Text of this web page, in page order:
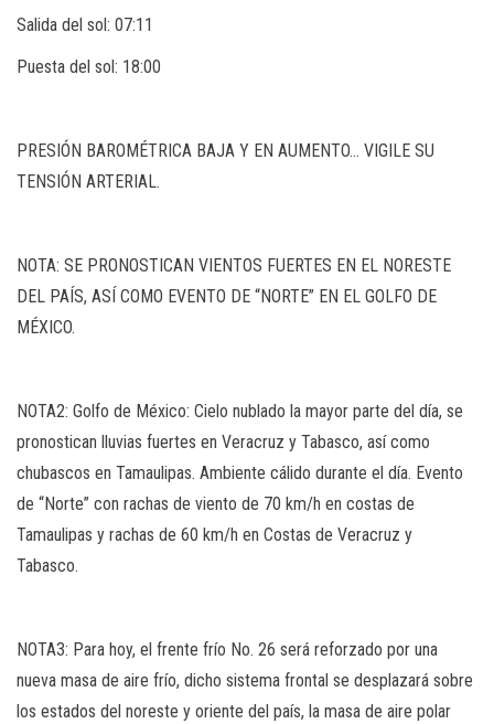
Salida del sol: 07:11
Puesta del sol: 18:00
PRESIÓN BAROMÉTRICA BAJA Y EN AUMENTO… VIGILE SU
TENSIÓN ARTERIAL.
NOTA: SE PRONOSTICAN VIENTOS FUERTES EN EL NORESTE
DEL PAÍS, ASÍ COMO EVENTO DE “NORTE” EN EL GOLFO DE
MÉXICO.
NOTA2: Golfo de México: Cielo nublado la mayor parte del día, se
pronostican lluvias fuertes en Veracruz y Tabasco, así como
chubascos en Tamaulipas. Ambiente cálido durante el día. Evento
de “Norte” con rachas de viento de 70 km/h en costas de
Tamaulipas y rachas de 60 km/h en Costas de Veracruz y
Tabasco.
NOTA3: Para hoy, el frente frío No. 26 será reforzado por una
nueva masa de aire frío, dicho sistema frontal se desplazará sobre
los estados del noreste y oriente del país, la masa de aire polar